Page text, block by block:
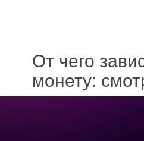
От чего
монету: